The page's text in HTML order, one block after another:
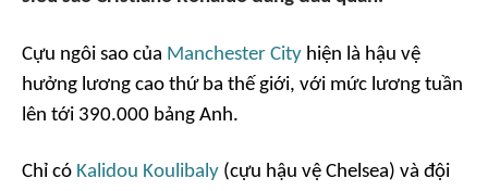
Cựu ngôi sao của Manchester City hiện là hậu vệ
hưởng lương cao thứ ba thế giới, với mức lương tuần
lên tới 390.000 bảng Anh.
Chỉ có Kalidou Koulibaly (cựu hậu vệ Chelsea) và đội